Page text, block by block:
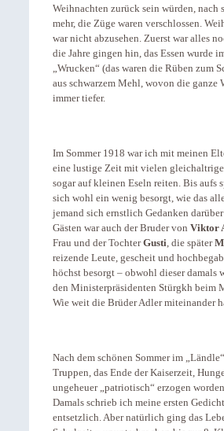
Weihnachten zurück sein würden,
mehr, die Züge waren verschlossen.
war nicht abzusehen. Zuerst war alles
die Jahre gingen hin, das Essen wurde
„Wrucken“ (das waren die Rüben zum
aus schwarzem Mehl, wovon die ganze
immer tiefer.
Im Sommer 1918 war ich mit meinen
eine lustige Zeit mit vielen
sogar auf kleinen Eseln reiten. Bis aufs
sich wohl ein wenig besorgt, wie das
jemand sich ernstlich Gedanken
Gästen war auch der Bruder von Viktor
Frau und der TochterGusti, die später
reizende Leute, gescheit und
höchst besorgt – obwohl dieser damals
den Ministerpräsidenten Stürgkh beim
Wie weit die Brüder Adler miteinander
Nach dem schönen Sommer im
Truppen, das Ende der Kaiserzeit,
ungeheuer „patriotisch“ erzogen
Damals schrieb ich meine ersten
entsetzlich. Aber natürlich ging das